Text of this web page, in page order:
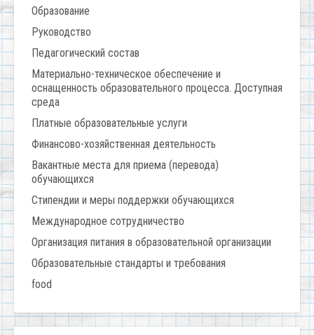
Образование
Руководство
Педагогический состав
Материально-техническое обеспечение и
оснащенность образовательного процесса. Доступная
среда
Платные образовательные услуги
Финансово-хозяйственная деятельность
Вакантные места для приема (перевода)
обучающихся
Стипендии и меры поддержки обучающихся
Международное сотрудничество
Организация питания в образовательной организации
Образовательные стандарты и требования
food